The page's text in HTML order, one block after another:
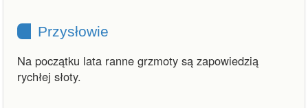
Przysłowie
Na początku lata ranne grzmoty są zapowiedzią
rychłej słoty.